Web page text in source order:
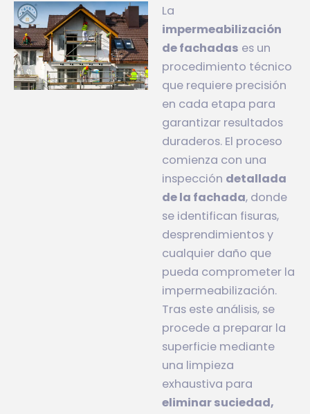
La
impermeabilización
de fachadas es un
procedimiento técnico
que requiere precisión
en cada etapa para
garantizar resultados
duraderos. El proceso
comienza con una
inspección detallada
de la fachada, donde
se identifican fisuras,
desprendimientos y
cualquier daño que
pueda comprometer la
impermeabilización.
Tras este análisis, se
procede a preparar la
superficie mediante
una limpieza
exhaustiva para
eliminar suciedad,